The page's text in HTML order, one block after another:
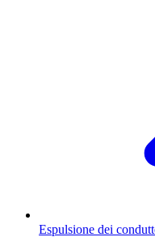
Espulsione dei